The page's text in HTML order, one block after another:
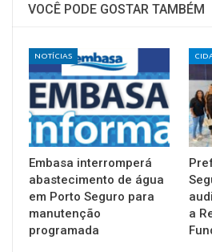
VOCÊ PODE GOSTAR TAMBÉM
NOTÍCIAS
Embasa interromperá
abastecimento de água
em Porto Seguro para
manutenção
programada
a